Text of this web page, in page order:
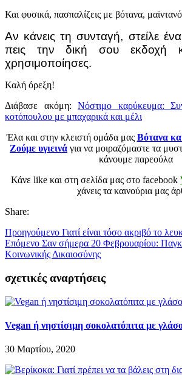
Και φυσικά, πασπαλίζεις με βότανα,
Αν κάνεις τη συνταγή, στείλε
πεις την δική σου εκδοχή
χρησιμοποίησες.
Καλή όρεξη!
Διάβασε ακόμη: Νόστιμο καρύκευμα:
κοτόπουλου με μπαχαρικά και μέλι
Έλα και στην κλειστή ομάδα μας Βότανα
Ζούμε υγιεινά για να μοιραζόμαστε τα
κάνουμε παρεούλα
Κάνε like και στη σελίδα μας στο facebook
χάνεις τα καινούρια μας
Share:
Προηγούμενο Γιατί είναι τόσο ακριβό το
Επόμενο Σαν σήμερα 20 Φεβρουαρίου:
Κοινωνικής Δικαιοσύνης
σχετικές αναρτήσεις
Vegan ή νηστίσιμη σοκολατόπιτα με
30 Μαρτίου, 2020